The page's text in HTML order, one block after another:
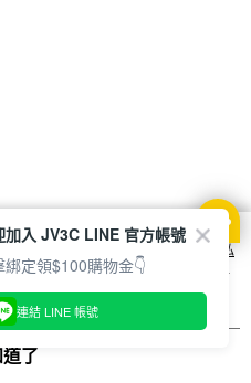
用 cookie 方式之詳情，及若您不希
的 cookie 設定，請參閱本網站「
隱私
站即表示您同意本公司得按本網站使
了
加入 JV3C LINE 官方帳號
綁定領$100購物金👇
連結 LINE 帳號